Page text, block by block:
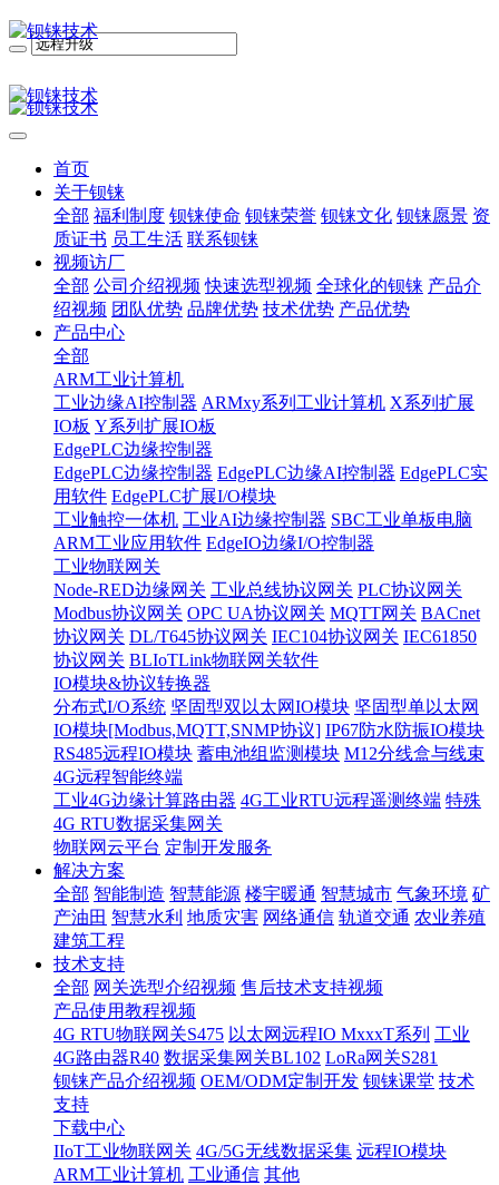
首页
关于钡铼
全部 福利制度 钡铼使命 钡铼荣誉 钡铼文化 钡铼愿景 资
质证书 员工生活 联系钡铼
视频访厂
全部 公司介绍视频 快速选型视频 全球化的钡铼 产品介
绍视频 团队优势 品牌优势 技术优势 产品优势
产品中心
全部
ARM工业计算机
工业边缘AI控制器 ARMxy系列工业计算机 X系列扩展
IO板 Y系列扩展IO板
EdgePLC边缘控制器
EdgePLC边缘控制器 EdgePLC边缘AI控制器 EdgePLC实
用软件 EdgePLC扩展I/O模块
工业触控一体机 工业AI边缘控制器 SBC工业单板电脑
ARM工业应用软件 EdgeIO边缘I/O控制器
工业物联网关
Node-RED边缘网关 工业总线协议网关 PLC协议网关
Modbus协议网关 OPC UA协议网关 MQTT网关 BACnet
协议网关 DL/T645协议网关 IEC104协议网关 IEC61850
协议网关 BLIoTLink物联网关软件
IO模块&协议转换器
分布式I/O系统 坚固型双以太网IO模块 坚固型单以太网
IO模块[Modbus,MQTT,SNMP协议] IP67防水防振IO模块
RS485远程IO模块 蓄电池组监测模块 M12分线盒与线束
4G远程智能终端
工业4G边缘计算路由器 4G工业RTU远程遥测终端 特殊
4G RTU数据采集网关
物联网云平台 定制开发服务
解决方案
全部 智能制造 智慧能源 楼宇暖通 智慧城市 气象环境 矿
产油田 智慧水利 地质灾害 网络通信 轨道交通 农业养殖
建筑工程
技术支持
全部 网关选型介绍视频 售后技术支持视频
产品使用教程视频
4G RTU物联网关S475 以太网远程IO MxxxT系列 工业
4G路由器R40 数据采集网关BL102 LoRa网关S281
钡铼产品介绍视频 OEM/ODM定制开发 钡铼课堂 技术
支持
下载中心
IIoT工业物联网关 4G/5G无线数据采集 远程IO模块
ARM工业计算机 工业通信 其他